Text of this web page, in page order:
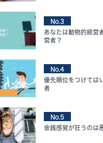
No.3
あなたは動物的経営
営者？
No.4
優先順位をつけては
者
No.5
金銭感覚が狂うのは